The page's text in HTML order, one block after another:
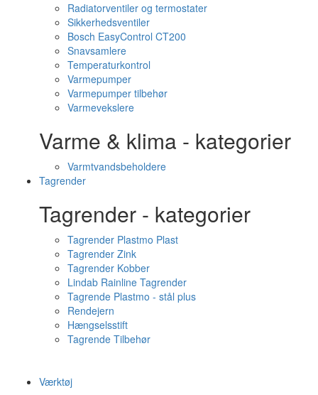
Radiatorventiler og termostater
Sikkerhedsventiler
Bosch EasyControl CT200
Snavsamlere
Temperaturkontrol
Varmepumper
Varmepumper tilbehør
Varmevekslere
Varme & klima - kategorier
Varmtvandsbeholdere
Tagrender
Tagrender - kategorier
Tagrender Plastmo Plast
Tagrender Zink
Tagrender Kobber
Lindab Rainline Tagrender
Tagrende Plastmo - stål plus
Rendejern
Hængselsstift
Tagrende Tilbehør
Værktøj